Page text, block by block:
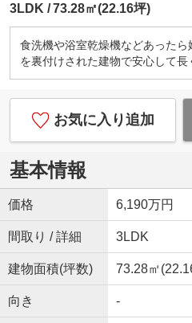
3LDK 73.28㎡(22.16坪)
食洗機や浴室乾燥機などあった
を裏付けされた建物で安心して長
お気に入り追加
基本情報
価格 6,190万円
間取り / 詳細 3LDK
建物面積(坪数) 73.28㎡
向き -